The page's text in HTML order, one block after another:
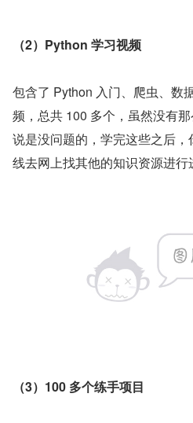
（2）Python 学习视频
包含了 Python 入门、爬虫、数
频，总共 100 多个，虽然没有
说是没问题的，学完这些之后
线去网上找其他的知识资源进行
（3）100 多个练手项目